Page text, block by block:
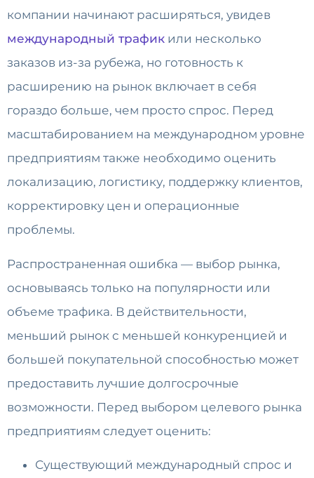
компании начинают расширяться, увидев
международный трафик или несколько
заказов из-за рубежа, но готовность к
расширению на рынок включает в себя
гораздо больше, чем просто спрос. Перед
масштабированием на международном уровне
предприятиям также необходимо оценить
локализацию, логистику, поддержку клиентов,
корректировку цен и операционные
проблемы.
Распространенная ошибка — выбор рынка,
основываясь только на популярности или
объеме трафика. В действительности,
меньший рынок с меньшей конкуренцией и
большей покупательной способностью может
предоставить лучшие долгосрочные
возможности. Перед выбором целевого рынка
предприятиям следует оценить:
Существующий международный спрос и